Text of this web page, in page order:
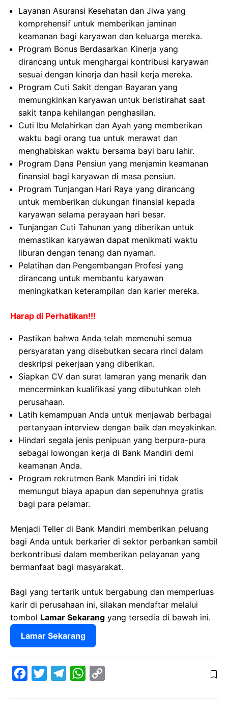
Layanan Asuransi Kesehatan dan Jiwa yang
komprehensif untuk memberikan jaminan
keamanan bagi karyawan dan keluarga mereka.
Program Bonus Berdasarkan Kinerja yang
dirancang untuk menghargai kontribusi karyawan
sesuai dengan kinerja dan hasil kerja mereka.
Program Cuti Sakit dengan Bayaran yang
memungkinkan karyawan untuk beristirahat saat
sakit tanpa kehilangan penghasilan.
Cuti Ibu Melahirkan dan Ayah yang memberikan
waktu bagi orang tua untuk merawat dan
menghabiskan waktu bersama bayi baru lahir.
Program Dana Pensiun yang menjamin keamanan
finansial bagi karyawan di masa pensiun.
Program Tunjangan Hari Raya yang dirancang
untuk memberikan dukungan finansial kepada
karyawan selama perayaan hari besar.
Tunjangan Cuti Tahunan yang diberikan untuk
memastikan karyawan dapat menikmati waktu
liburan dengan tenang dan nyaman.
Pelatihan dan Pengembangan Profesi yang
dirancang untuk membantu karyawan
meningkatkan keterampilan dan karier mereka.
Harap di Perhatikan!!!
Pastikan bahwa Anda telah memenuhi semua
persyaratan yang disebutkan secara rinci dalam
deskripsi pekerjaan yang diberikan.
Siapkan CV dan surat lamaran yang menarik dan
mencerminkan kualifikasi yang dibutuhkan oleh
perusahaan.
Latih kemampuan Anda untuk menjawab berbagai
pertanyaan interview dengan baik dan meyakinkan.
Hindari segala jenis penipuan yang berpura-pura
sebagai lowongan kerja di Bank Mandiri demi
keamanan Anda.
Program rekrutmen Bank Mandiri ini tidak
memungut biaya apapun dan sepenuhnya gratis
bagi para pelamar.
Menjadi Teller di Bank Mandiri memberikan peluang
bagi Anda untuk berkarier di sektor perbankan sambil
berkontribusi dalam memberikan pelayanan yang
bermanfaat bagi masyarakat.
Bagi yang tertarik untuk bergabung dan memperluas
karir di perusahaan ini, silakan mendaftar melalui
tombol Lamar Sekarang yang tersedia di bawah ini.
Lamar Sekarang
W